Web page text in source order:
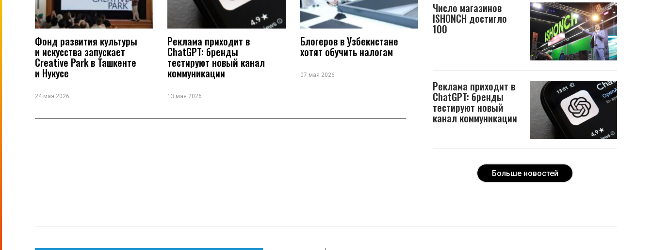
Фонд развития культуры
и искусства запускает
Creative Park в Ташкенте
и Нукусе
24 мая 2026
Реклама приходит в
ChatGPT: бренды
тестируют новый канал
коммуникации
13 мая 2026
Блогеров в Узбекистане
хотят обучить налогам
07 мая 2026
Число магазинов
ISHONCH достигло
100
Реклама приходит в
ChatGPT: бренды
тестируют новый
канал коммуникации
Больше новостей